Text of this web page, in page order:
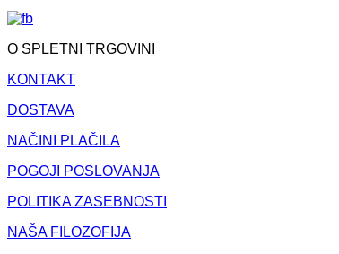
O SPLETNI TRGOVINI
KONTAKT
DOSTAVA
NAČINI PLAČILA
POGOJI POSLOVANJA
POLITIKA ZASEBNOSTI
NAŠA FILOZOFIJA